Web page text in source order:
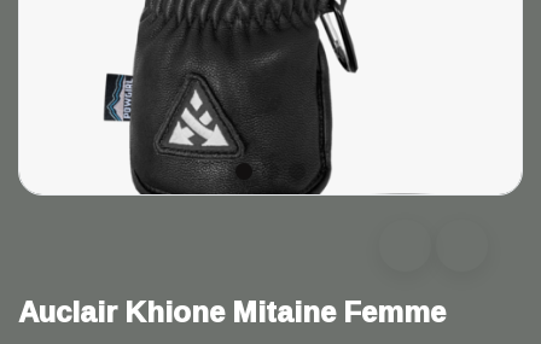
Auclair Khione Mitaine Femme